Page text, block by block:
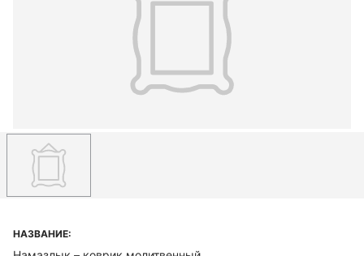
НАЗВАНИЕ: